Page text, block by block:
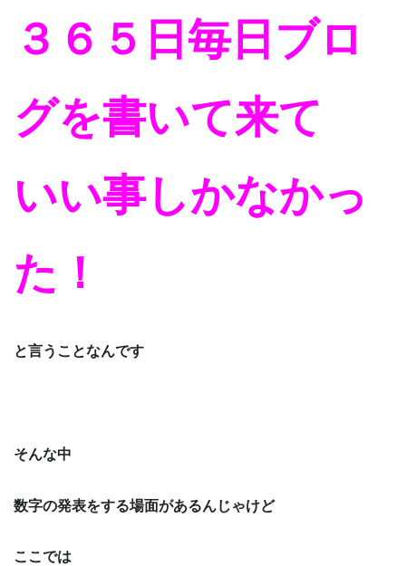
３６５日毎日ブロ
グを書いて来て
いい事しかなかっ
た！
と言うことなんです
そんな中
数字の発表をする場面があるんじゃけど
ここでは